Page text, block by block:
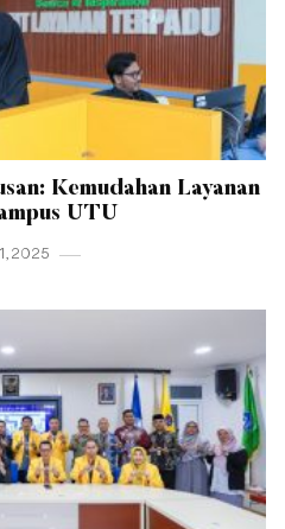
Kemudahan Layanan
UTU
, 2025